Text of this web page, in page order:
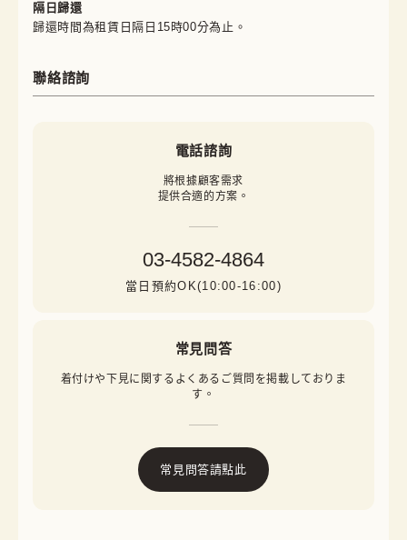
隔日歸還
歸還時間為租賃日隔日15時00分為止。
聯絡諮詢
電話諮詢
將根據顧客需求
提供合適的方案。
03-4582-4864
當日預約OK(10:00-16:00)
常見問答
着付けや下見に関するよくあるご質問を掲載しておりま
す。
常見問答請點此